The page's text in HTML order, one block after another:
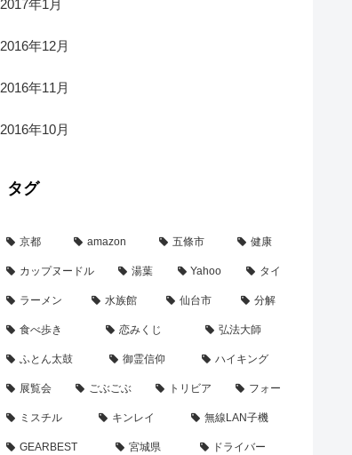
2017年1月
2016年12月
2016年11月
2016年10月
タグ
京都 amazon 五條市 健康
カップヌードル 湯葉 Yahoo タイ
ラーメン 水族館 仙台市 分解
食べ歩き 恋みくじ 弘法大師
ふとん太鼓 御霊信仰 ハイキング
展覧会 ごぶごぶ トリビア フォー
ミスチル キンレイ 無線LAN子機
GEARBEST 宮城県 ドライバー